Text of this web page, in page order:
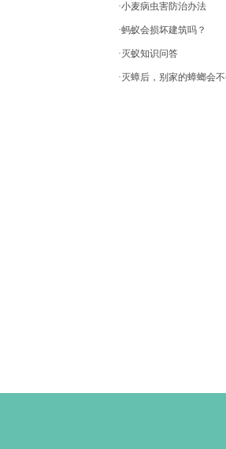
·小麦病虫害防治办法
·蚂蚁会损坏建筑吗？
·灭蚁知识问答
·灭蟑后，别家的蟑螂会